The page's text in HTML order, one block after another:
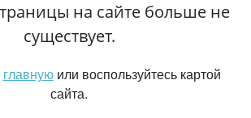
на сайте больше не
существует.
главнуюили воспользуйтесь картой
сайта.